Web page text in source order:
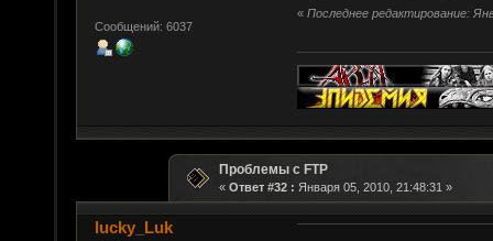
Сообщений: 6037
« Последнее редактирование:
Проблемы с FTP
« Ответ #32 : Января 05, 2010, 21:48:31 »
lucky_Luk